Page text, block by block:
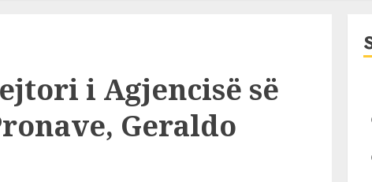
i Agjencisë së
Geraldo